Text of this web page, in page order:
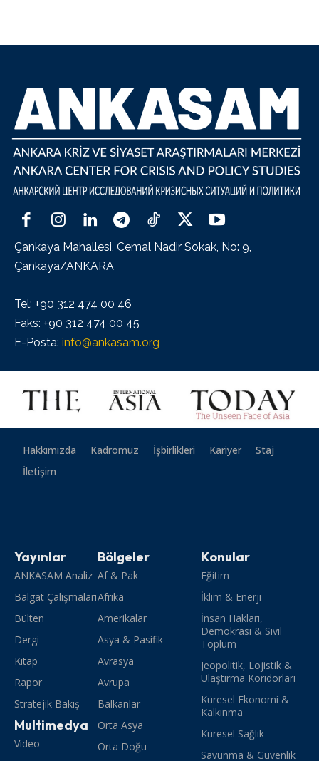
Çankaya Mahallesi, Cemal Nadir Sokak, No: 9,
Çankaya/ANKARA
Tel: +90 312 474 00 46
Faks: +90 312 474 00 45
E-Posta: info@ankasam.org
Hakkımızda Kadromuz İşbirlikleri Kariyer
Staj
İletişim
Yayınlar
ANKASAM Analiz
Balgat Çalışmaları
Bülten
Dergi
Kitap
Rapor
Stratejik Bakış
Multimedya
Video
Bölgeler
Af & Pak
Afrika
Amerikalar
Asya & Pasifik
Avrasya
Avrupa
Balkanlar
Orta Asya
Orta Doğu
Konular
Eğitim
İklim & Enerji
İnsan Hakları,
Demokrasi & Sivil
Toplum
Jeopolitik, Lojistik &
Ulaştırma Koridorları
Küresel Ekonomi &
Kalkınma
Küresel Sağlık
Savunma & Güvenlik